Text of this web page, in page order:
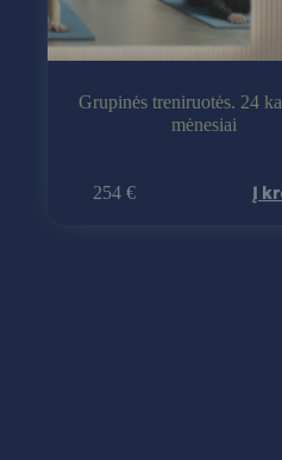
Grupinės treniruotės. 24
mėnesiai
254 € Į